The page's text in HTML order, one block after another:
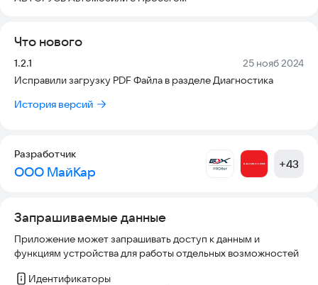
Что нового
Версия:
1.2.1 Дата:
25 нояб 2024
Исправили загрузку PDF Файла в разделе Диагностика
История версий
Разработчик
ООО МайКар +43
Запрашиваемые данные
Приложение может запрашивать доступ к данным и
функциям устройства для работы отдельных возможностей
Идентификаторы